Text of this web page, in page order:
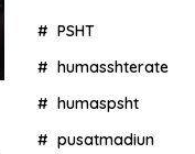
PSHT
humasshterate
humaspsht
pusatmadiun